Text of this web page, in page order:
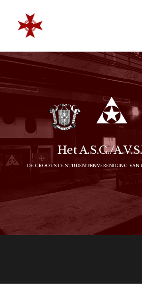
SOCIËTEIT
REÜNISTEN
ONTWIKKELING
CONTACT
ZAKELIJK
Het A.S.C./
DE GROOTSTE STUDENTENVERENIGING VAN